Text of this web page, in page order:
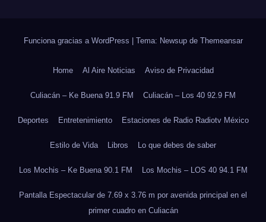
Funciona gracias a WordPress Tema: Newsup de Themeansar
Home Al Aire Noticias Aviso de Privacidad
Culiacán – Ke Buena 91.9 FM Culiacán – Los 40 92.9 FM
Deportes Entretenimiento Estaciones de Radio Radiotv México
Estilo de Vida Libros Lo que debes de saber
Los Mochis – Ke Buena 90.1 FM Los Mochis – LOS 40 94.1 FM
Pantalla Espectacular de 7.69 x 3.76 m por avenida principal en el
primer cuadro en Culiacán